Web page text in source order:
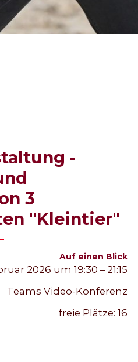
-
3
"Kleintier"
Auf einen Blick
2026 um 19:30 – 21:15
Teams Video-Konferenz
freie Plätze:16